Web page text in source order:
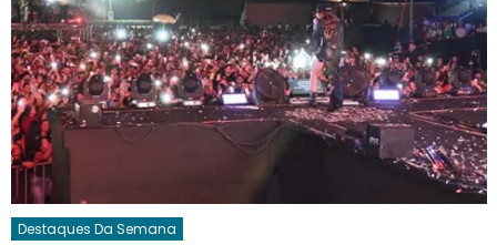
Destaques Da Semana